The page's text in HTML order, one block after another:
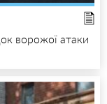
ворожої атаки